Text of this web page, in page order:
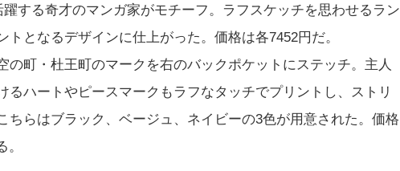
する奇才のマンガ家がモチーフ。ラフスケッチを思わせるラン
となるデザインに仕上がった。価格は各7452円だ。
の町・杜王町のマークを右のバックポケットにステッチ。主人
ハートやピースマークもラフなタッチでプリントし、ストリ
ちらはブラック、ベージュ、ネイビーの3色が用意された。価格